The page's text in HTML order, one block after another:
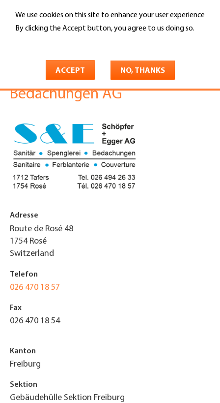
We use cookies on this site to enhance your user experience
By clicking the Accept button, you agree to us doing so.
ACCEPT NO, THANKS
main
Search
Schöpfer & Egger
Bedachungen AG
Adresse
Route de Rosé 48
1754 Rosé
Switzerland
Telefon
026 470 18 57
Fax
026 470 18 54
Kanton
Freiburg
Sektion
Gebäudehülle Sektion Freiburg